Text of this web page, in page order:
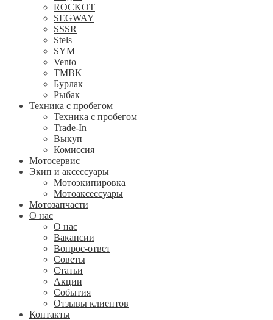
ROCKOT
SEGWAY
SSSR
Stels
SYM
Vento
TMBK
Бурлак
Рыбак
Техника с пробегом
Техника с пробегом
Trade-In
Выкуп
Комиссия
Мотосервис
Экип и аксессуары
Мотоэкипировка
Мотоаксессуары
Мотозапчасти
О нас
О нас
Вакансии
Вопрос-ответ
Советы
Статьи
Акции
События
Отзывы клиентов
Контакты